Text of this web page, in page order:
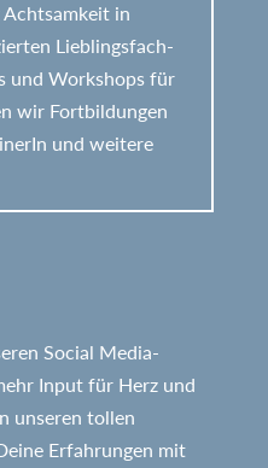
Achtsamkeit in
Lieblingsfach-
und Workshops für
wir Fortbildungen
und weitere
Social Media-
Input für Herz und
unseren tollen
Erfahrungen mit